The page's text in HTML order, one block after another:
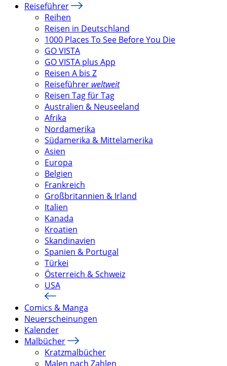
Reiseführer
Reihen
Reisen in Deutschland
1000 Places To See Before You Die
GO VISTA
GO VISTA plus App
Reisen A bis Z
Reiseführer weltweit
Reisen Tag für Tag
Australien & Neuseeland
Afrika
Nordamerika
Südamerika & Mittelamerika
Asien
Europa
Belgien
Frankreich
Großbritannien & Irland
Italien
Kanada
Kroatien
Skandinavien
Spanien & Portugal
Türkei
Österreich & Schweiz
USA
Comics & Manga
Neuerscheinungen
Kalender
Malbücher
Kratzmalbücher
Malen nach Zahlen